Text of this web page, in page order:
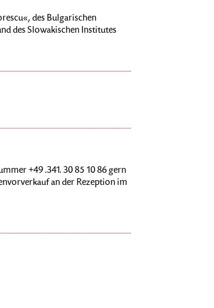
des Bulgarischen
des Slowakischen Institutes
+49 .341. 30 85 10 86 gern
an der Rezeption im